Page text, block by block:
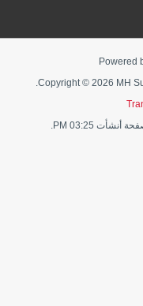
Powered
Copyright © 2026 MH